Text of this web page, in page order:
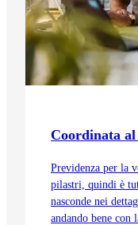
Coordinata al
Previdenza per la
pilastri, quindi è
nasconde nei
andando bene con